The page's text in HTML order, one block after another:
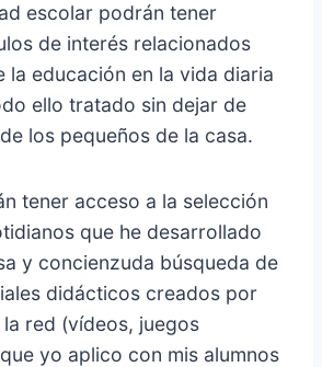
escolar podrán tener
de interés relacionados
la educación en la vida diaria
ello tratado sin dejar de
los pequeños de la casa.
tener acceso a la selección
que he desarrollado
y concienzuda búsqueda de
didácticos creados por
red (vídeos, juegos
yo aplico con mis alumnos